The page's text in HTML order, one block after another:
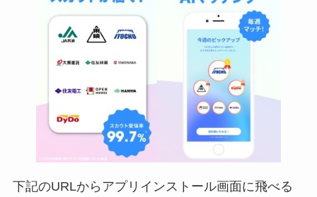
下記のURLからアプリインストール画面に飛べる